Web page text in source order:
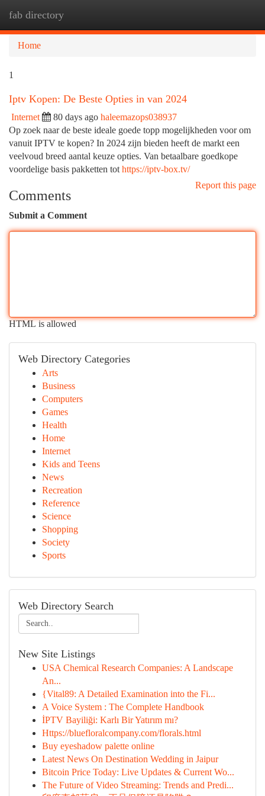
fab directory
Home
1
Iptv Kopen: De Beste Opties in van 2024
Internet 80 days ago haleemazops038937
Op zoek naar de beste ideale goede topp mogelijkheden voor om
vanuit IPTV te kopen? In 2024 zijn bieden heeft de markt een
veelvoud breed aantal keuze opties. Van betaalbare goedkope
voordelige basis pakketten tot https://iptv-box.tv/
Report this page
Comments
Submit a Comment
HTML is allowed
Web Directory Categories
Arts
Business
Computers
Games
Health
Home
Internet
Kids and Teens
News
Recreation
Reference
Science
Shopping
Society
Sports
Web Directory Search
New Site Listings
USA Chemical Research Companies: A Landscape
An...
{Vital89: A Detailed Examination into the Fi...
A Voice System : The Complete Handbook
İPTV Bayiliği: Karlı Bir Yatırım mı?
Https://bluefloralcompany.com/florals.html
Buy eyeshadow palette online
Latest News On Destination Wedding in Jaipur
Bitcoin Price Today: Live Updates & Current Wo...
The Future of Video Streaming: Trends and Predi...